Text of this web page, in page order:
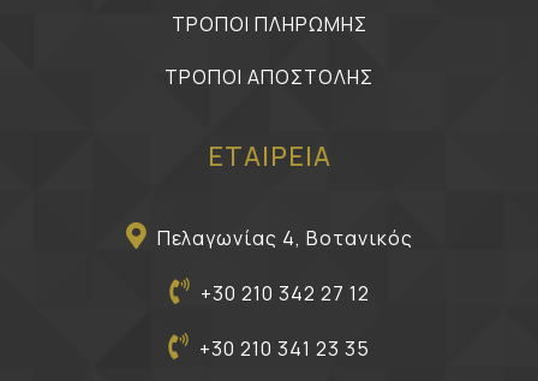
ΤΡΟΠΟΙ ΠΛΗΡΩΜΗΣ
ΤΡΟΠΟΙ ΑΠΟΣΤΟΛΗΣ
ΕΤΑΙΡΕΙΑ
Πελαγωνίας 4, Βοτανικός
+30 210 342 27 12
+30 210 341 23 35